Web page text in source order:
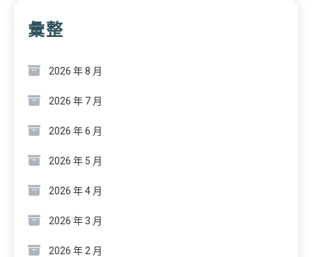
彙整
2026 年 8 月
2026 年 7 月
2026 年 6 月
2026 年 5 月
2026 年 4 月
2026 年 3 月
2026 年 2 月